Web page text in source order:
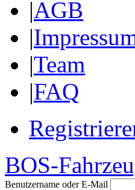
|AGB
|
|Team
|FAQ
BOS-
Benutzername oder E-Mail